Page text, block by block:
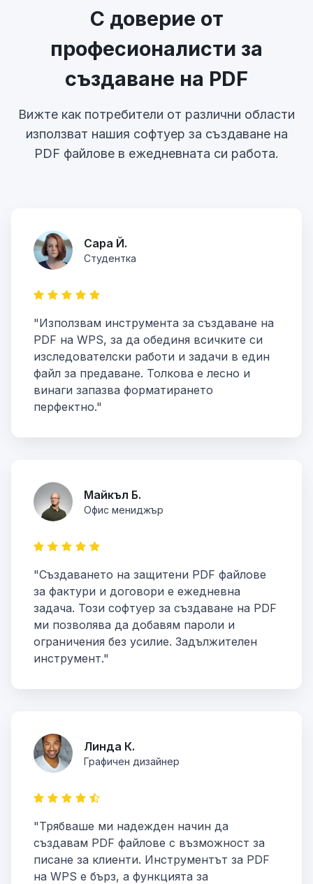
С доверие от
професионалисти за
създаване на PDF
Вижте как потребители от различни области
използват нашия софтуер за създаване на
PDF файлове в ежедневната си работа.
Сара Й.
Студентка
"Използвам инструмента за създаване на
PDF на WPS, за да обединя всичките си
изследователски работи и задачи в един
файл за предаване. Толкова е лесно и
винаги запазва форматирането
перфектно."
Майкъл Б.
Офис мениджър
"Създаването на защитени PDF файлове
за фактури и договори е ежедневна
задача. Този софтуер за създаване на PDF
ми позволява да добавям пароли и
ограничения без усилие. Задължителен
инструмент."
Линда К.
Графичен дизайнер
"Трябваше ми надежден начин да
създавам PDF файлове с възможност за
писане за клиенти. Инструментът за PDF
на WPS е бърз, а функцията за